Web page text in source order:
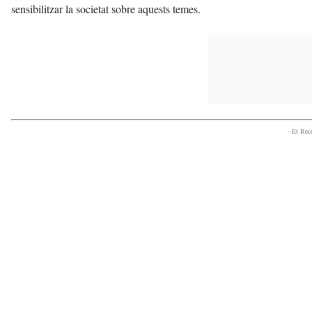
sensibilitzar la societat sobre aquests temes.
- Et